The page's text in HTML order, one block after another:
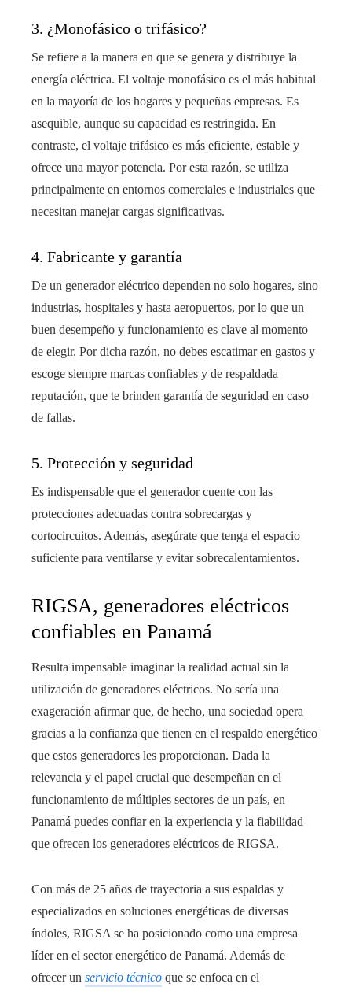
3. ¿Monofásico o trifásico?
Se refiere a la manera en que se genera y distribuye la
energía eléctrica. El voltaje monofásico es el más habitual
en la mayoría de los hogares y pequeñas empresas. Es
asequible, aunque su capacidad es restringida. En
contraste, el voltaje trifásico es más eficiente, estable y
ofrece una mayor potencia. Por esta razón, se utiliza
principalmente en entornos comerciales e industriales que
necesitan manejar cargas significativas.
4. Fabricante y garantía
De un generador eléctrico dependen no solo hogares, sino
industrias, hospitales y hasta aeropuertos, por lo que un
buen desempeño y funcionamiento es clave al momento
de elegir. Por dicha razón, no debes escatimar en gastos y
escoge siempre marcas confiables y de respaldada
reputación, que te brinden garantía de seguridad en caso
de fallas.
5. Protección y seguridad
Es indispensable que el generador cuente con las
protecciones adecuadas contra sobrecargas y
cortocircuitos. Además, asegúrate que tenga el espacio
suficiente para ventilarse y evitar sobrecalentamientos.
RIGSA, generadores eléctricos
confiables en Panamá
Resulta impensable imaginar la realidad actual sin la
utilización de generadores eléctricos. No sería una
exageración afirmar que, de hecho, una sociedad opera
gracias a la confianza que tienen en el respaldo energético
que estos generadores les proporcionan. Dada la
relevancia y el papel crucial que desempeñan en el
funcionamiento de múltiples sectores de un país, en
Panamá puedes confiar en la experiencia y la fiabilidad
que ofrecen los generadores eléctricos de RIGSA.
Con más de 25 años de trayectoria a sus espaldas y
especializados en soluciones energéticas de diversas
índoles, RIGSA se ha posicionado como una empresa
líder en el sector energético de Panamá. Además de
ofrecer un servicio técnico que se enfoca en el